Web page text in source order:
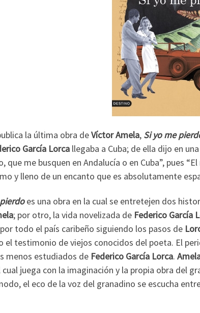
la última obra deVíctor Amela, Si yo me
García Lorca llegaba a Cuba; de ella dijo en
que me busquen en Andalucía o en Cuba”, pues
y lleno de un encanto que es absolutamente
es una obra en la cual se entretejen dos
; por otro, la vida novelizada de Federico García
todo el país caribeño siguiendo los pasos de
el testimonio de viejos conocidos del poeta. El
menos estudiados de Federico García Lorca.
cual juega con la imaginación y la propia obra del
el eco de la voz del granadino se escucha